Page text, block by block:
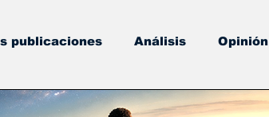
publicaciones Análisis Opinión
interés Psicología y Salud